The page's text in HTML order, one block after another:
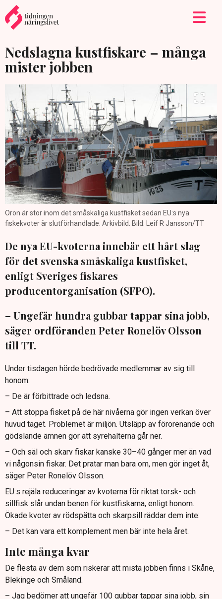
Nedslagna kustfiskare – många
mister jobben
Oron är stor inom det småskaliga kustfisket sedan EU:s nya
fiskekvoter är slutförhandlade. Arkivbild. Bild: Leif R Jansson/TT
De nya EU-kvoterna innebär ett hårt slag
för det svenska småskaliga kustfisket,
enligt Sveriges fiskares
producentorganisation (SFPO).
– Ungefär hundra gubbar tappar sina jobb,
säger ordföranden Peter Ronelöv Olsson
till TT.
Under tisdagen hörde bedrövade medlemmar av sig till
honom:
– De är förbittrade och ledsna.
– Att stoppa fisket på de här nivåerna gör ingen verkan över
huvud taget. Problemet är miljön. Utsläpp av förorenande och
gödslande ämnen gör att syrehalterna går ner.
– Och säl och skarv fiskar kanske 30–40 gånger mer än vad
vi någonsin fiskar. Det pratar man bara om, men gör inget åt,
säger Peter Ronelöv Olsson.
EU:s rejäla reduceringar av kvoterna för riktat torsk- och
sillfisk slår undan benen för kustfiskarna, enligt honom.
Ökade kvoter av rödspätta och skarpsill räddar dem inte:
– Det kan vara ett komplement men bär inte hela året.
Inte många kvar
De flesta av dem som riskerar att mista jobben finns i Skåne,
Blekinge och Småland.
– Jag bedömer att ungefär 100 gubbar tappar sina jobb, sin